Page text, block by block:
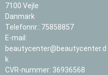
7100 Vejle
Danmark
Telefonnr.: 75858857
E-mail :
beautycenter@beautycenter.d
k
CVR-nummer: 36936568